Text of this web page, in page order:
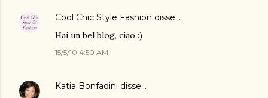
Cool Chic Style Fashion disse…
Hai un bel blog, ciao :)
15/5/10 4:50 AM
Katia Bonfadini disse…